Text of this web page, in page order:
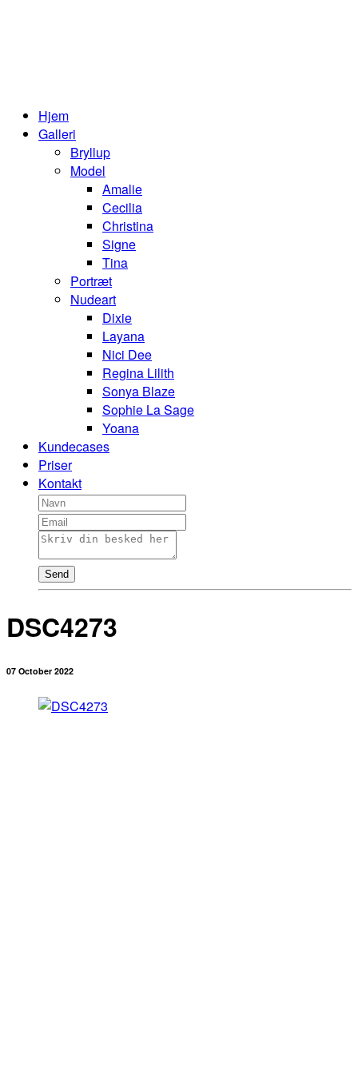
Hjem
Galleri
Bryllup
Model
Amalie
Cecilia
Christina
Signe
Tina
Portræt
Nudeart
Dixie
Layana
Nici Dee
Regina Lilith
Sonya Blaze
Sophie La Sage
Yoana
Kundecases
Priser
Kontakt
Send
DSC4273
07 October 2022